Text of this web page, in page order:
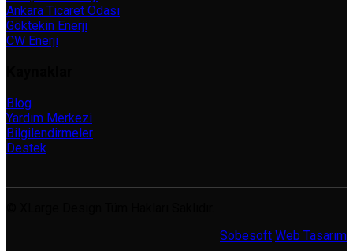
Ankara Ticaret Odası
Göktekin Enerji
CW Enerji
Blog
Yardım Merkezi
Bilgilendirmeler
Destek
Sobesoft Web Tasarım